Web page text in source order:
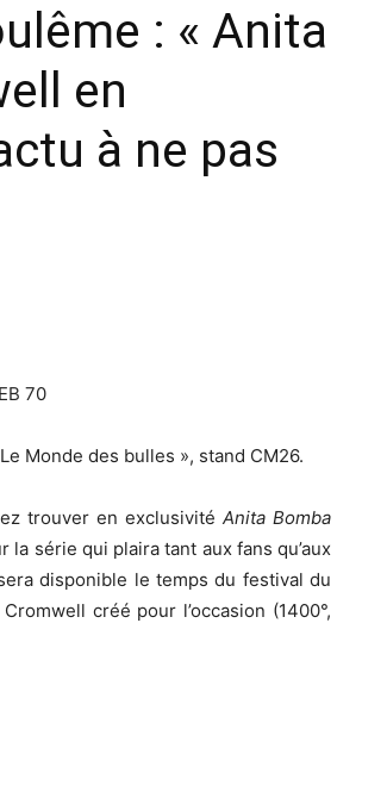
: « Anita
en
à ne pas
Monde des bulles », stand CM26.
trouver en exclusivité Anita Bomba
série qui plaira tant aux fans qu’aux
disponible le temps du festival du
créé pour l’occasion (1400°,